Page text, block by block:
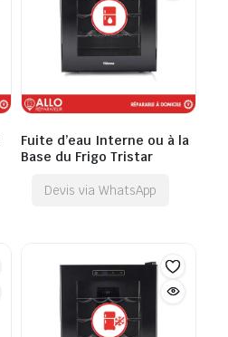
Fuite d’eau Interne ou à la
Base du Frigo Tristar
Devis via WhatsApp